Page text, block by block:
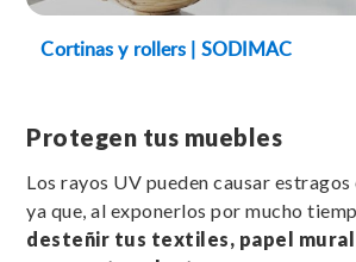
Cortinas y rollers | SODIMAC
Protegen tus muebles
Los rayos UV pueden causar estragos
ya que, al exponerlos por mucho
desteñir tus textiles, papel mural